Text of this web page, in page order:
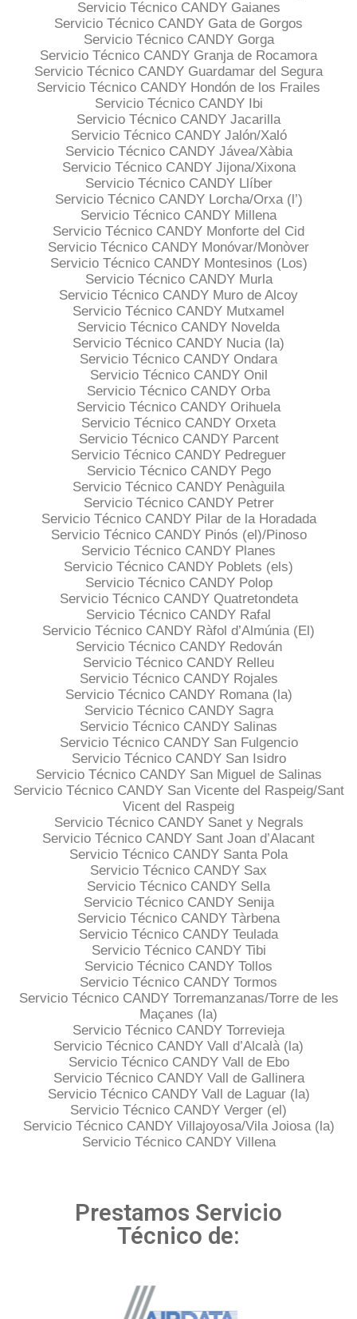
Servicio Técnico CANDY Gaianes
Servicio Técnico CANDY Gata de Gorgos
Servicio Técnico CANDY Gorga
Servicio Técnico CANDY Granja de Rocamora
Servicio Técnico CANDY Guardamar del Segura
Servicio Técnico CANDY Hondón de los Frailes
Servicio Técnico CANDY Ibi
Servicio Técnico CANDY Jacarilla
Servicio Técnico CANDY Jalón/Xaló
Servicio Técnico CANDY Jávea/Xàbia
Servicio Técnico CANDY Jijona/Xixona
Servicio Técnico CANDY Llíber
Servicio Técnico CANDY Lorcha/Orxa (l’)
Servicio Técnico CANDY Millena
Servicio Técnico CANDY Monforte del Cid
Servicio Técnico CANDY Monóvar/Monòver
Servicio Técnico CANDY Montesinos (Los)
Servicio Técnico CANDY Murla
Servicio Técnico CANDY Muro de Alcoy
Servicio Técnico CANDY Mutxamel
Servicio Técnico CANDY Novelda
Servicio Técnico CANDY Nucia (la)
Servicio Técnico CANDY Ondara
Servicio Técnico CANDY Onil
Servicio Técnico CANDY Orba
Servicio Técnico CANDY Orihuela
Servicio Técnico CANDY Orxeta
Servicio Técnico CANDY Parcent
Servicio Técnico CANDY Pedreguer
Servicio Técnico CANDY Pego
Servicio Técnico CANDY Penàguila
Servicio Técnico CANDY Petrer
Servicio Técnico CANDY Pilar de la Horadada
Servicio Técnico CANDY Pinós (el)/Pinoso
Servicio Técnico CANDY Planes
Servicio Técnico CANDY Poblets (els)
Servicio Técnico CANDY Polop
Servicio Técnico CANDY Quatretondeta
Servicio Técnico CANDY Rafal
Servicio Técnico CANDY Ràfol d’Almúnia (El)
Servicio Técnico CANDY Redován
Servicio Técnico CANDY Relleu
Servicio Técnico CANDY Rojales
Servicio Técnico CANDY Romana (la)
Servicio Técnico CANDY Sagra
Servicio Técnico CANDY Salinas
Servicio Técnico CANDY San Fulgencio
Servicio Técnico CANDY San Isidro
Servicio Técnico CANDY San Miguel de Salinas
Servicio Técnico CANDY San Vicente del Raspeig/Sant
Vicent del Raspeig
Servicio Técnico CANDY Sanet y Negrals
Servicio Técnico CANDY Sant Joan d’Alacant
Servicio Técnico CANDY Santa Pola
Servicio Técnico CANDY Sax
Servicio Técnico CANDY Sella
Servicio Técnico CANDY Senija
Servicio Técnico CANDY Tàrbena
Servicio Técnico CANDY Teulada
Servicio Técnico CANDY Tibi
Servicio Técnico CANDY Tollos
Servicio Técnico CANDY Tormos
Servicio Técnico CANDY Torremanzanas/Torre de les
Maçanes (la)
Servicio Técnico CANDY Torrevieja
Servicio Técnico CANDY Vall d’Alcalà (la)
Servicio Técnico CANDY Vall de Ebo
Servicio Técnico CANDY Vall de Gallinera
Servicio Técnico CANDY Vall de Laguar (la)
Servicio Técnico CANDY Verger (el)
Servicio Técnico CANDY Villajoyosa/Vila Joiosa (la)
Servicio Técnico CANDY Villena
Prestamos Servicio
Técnico de: